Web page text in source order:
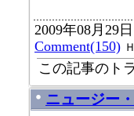
2009年08月29
Comment(150)
この記事のト
ニュージー